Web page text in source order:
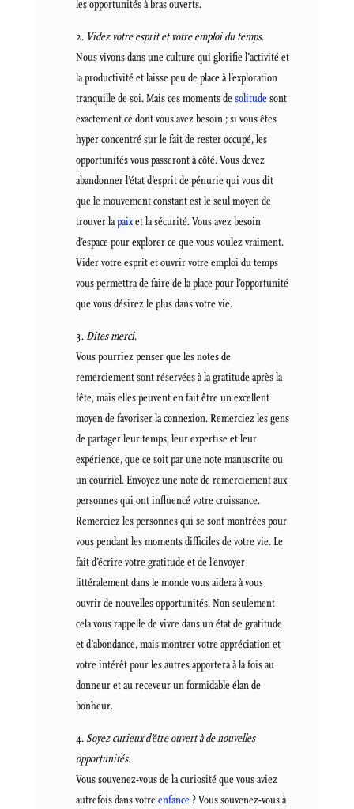
les opportunités à bras ouverts.
Videz votre esprit et votre emploi du temps.
Nous vivons dans une culture qui glorifie l’activité et
la productivité et laisse peu de place à l’exploration
tranquille de soi. Mais ces moments desolitudesont
exactement ce dont vous avez besoin ; si vous êtes
hyper concentré sur le fait de rester occupé, les
opportunités vous passeront à côté. Vous devez
abandonner l’état d’esprit de pénurie qui vous dit
que le mouvement constant est le seul moyen de
trouver lapaixet la sécurité. Vous avez besoin
d’espace pour explorer ce que vous voulez vraiment.
Vider votre esprit et ouvrir votre emploi du temps
vous permettra de faire de la place pour l’opportunité
que vous désirez le plus dans votre vie.
Dites merci.
Vous pourriez penser que les notes de
remerciement sont réservées à la gratitude après la
fête, mais elles peuvent en fait être un excellent
moyen de favoriser la connexion. Remerciez les gens
de partager leur temps, leur expertise et leur
expérience, que ce soit par une note manuscrite ou
un courriel. Envoyez une note de remerciement aux
personnes qui ont influencé votre croissance.
Remerciez les personnes qui se sont montrées pour
vous pendant les moments difficiles de votre vie. Le
fait d’écrire votre gratitude et de l’envoyer
littéralement dans le monde vous aidera à vous
ouvrir de nouvelles opportunités. Non seulement
cela vous rappelle de vivre dans un état de gratitude
et d’abondance, mais montrer votre appréciation et
votre intérêt pour les autres apportera à la fois au
donneur et au receveur un formidable élan de
bonheur.
Soyez curieux d’être ouvert à de nouvelles
opportunités.
Vous souvenez-vous de la curiosité que vous aviez
autrefois dans votreenfance? Vous souvenez-vous à